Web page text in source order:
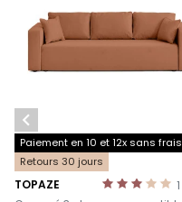
Paiement en 10 et 12x sans frais
Retours 30 jours
1
TOPAZE
-
